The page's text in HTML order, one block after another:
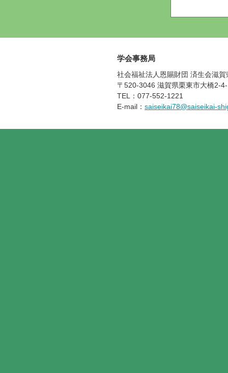
学会事務局
社会福祉法人恩賜財団 済生会滋
〒520-3046 滋賀県栗東市大橋2-
TEL：077-552-1221
E-mail： saiseikai78@saiseikai-